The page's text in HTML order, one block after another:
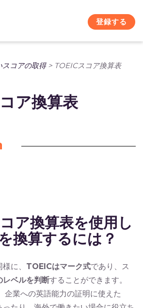
登録する
スコアの取得> TOEICスコア換算表
ア換算表
LinkedIn
ア換算表を使用し
換算するには？
に、 TOEICはマーク式であり、ス
レベルを判断することができます。
企業への英語能力の証明に使えた